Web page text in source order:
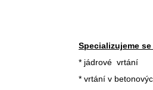
Specializujeme se
* jádrové vrtání
* vrtání v